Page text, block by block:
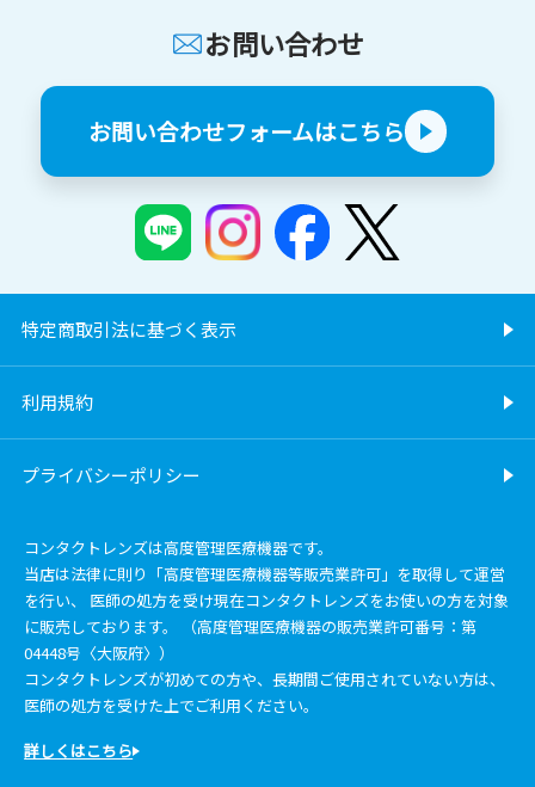
お問い合わせ
お問い合わせフォームはこちら
特定商取引法に基づく表示
利用規約
プライバシーポリシー
コンタクトレンズは高度管理医療機器です。
当店は法律に則り「高度管理医療機器等販売業許可」を取得して運営
を行い、 医師の処方を受け現在コンタクトレンズをお使いの方を対象
に販売しております。 （高度管理医療機器の販売業許可番号：第
04448号〈大阪府〉）
コンタクトレンズが初めての方や、長期間ご使用されていない方は、
医師の処方を受けた上でご利用ください。
詳しくはこちら